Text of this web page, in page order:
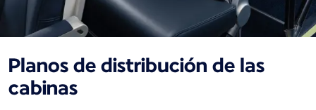
Planos de distribución de las
cabinas